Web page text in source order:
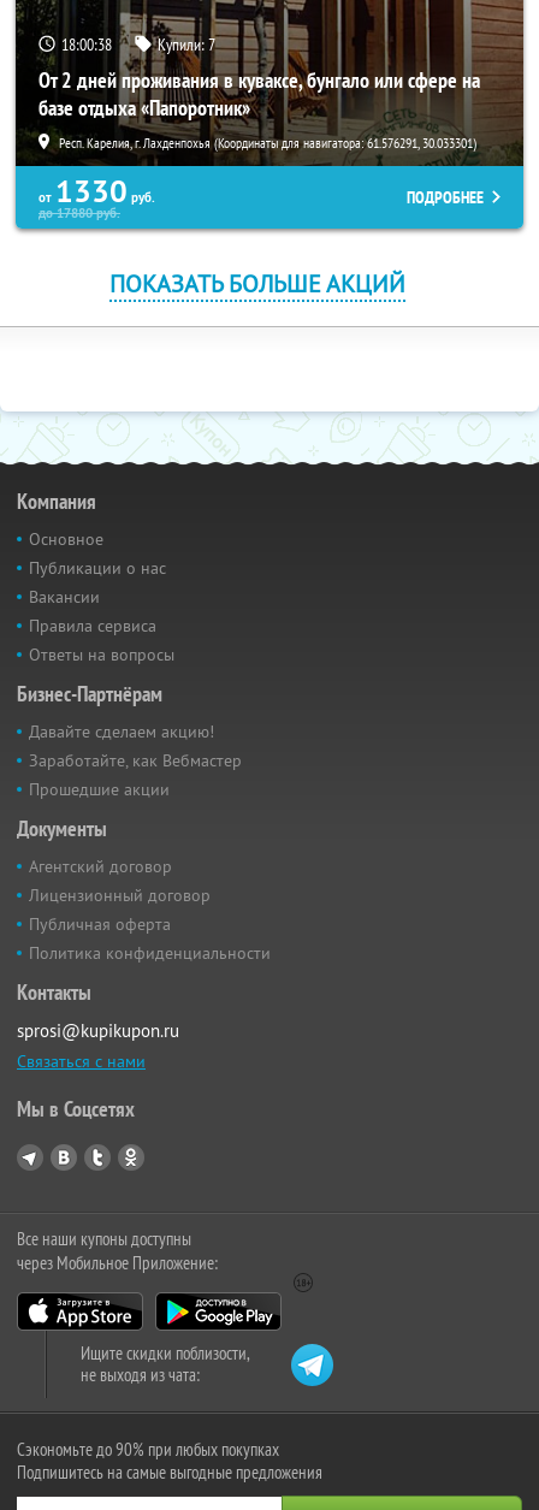
18:00:37 Купили:7
От 2 дней проживания в куваксе, бунгало или сфере на
базе отдыха «Папоротник»
Респ. Карелия, г. Лахденпохья (Координаты для навигатора: 61.576291, 30.033301)
от 1330 руб.
до17880руб.
ПОДРОБНЕЕ
ПОКАЗАТЬ БОЛЬШЕ АКЦИЙ
Компания
Основное
Публикации о нас
Вакансии
Правила сервиса
Ответы на вопросы
Бизнес-Партнёрам
Давайте сделаем акцию!
Заработайте, как Вебмастер
Прошедшие акции
Документы
Агентский договор
Лицензионный договор
Публичная оферта
Политика конфиденциальности
Контакты
sprosi@kupikupon.ru
Связаться с нами
Мы в Соцсетях
Все наши купоны доступны
через Мобильное Приложение:
Ищите скидки поблизости,
не выходя из чата:
Сэкономьте до 90% при любых покупках
Подпишитесь на самые выгодные предложения